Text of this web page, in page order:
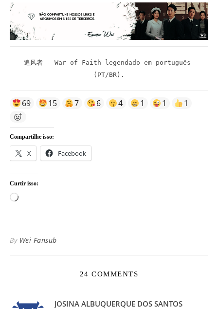
追风者 - War of Faith legendado em português
(PT/BR).
69 15 7 6 4 1 1 1
Compartilhe isso:
X Facebook
Curtir isso:
Carregando...
By Wei Fansub
24 COMMENTS
JOSINA ALBUQUERQUE DOS SANTOS